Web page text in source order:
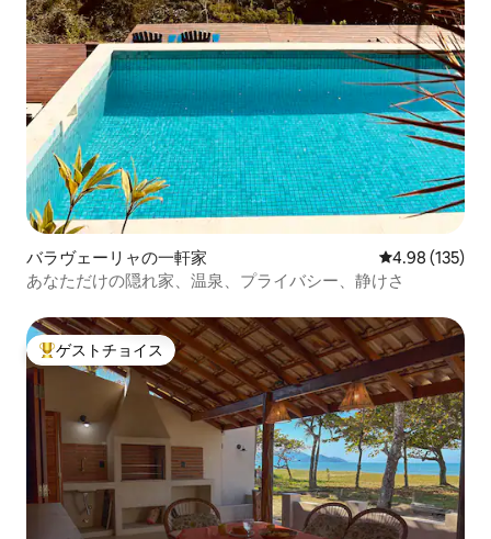
バラヴェーリャの一軒家 レビュー135
4.98 (135)
あなただけの隠れ家、温泉、プライバシー、静けさ
大好評のゲストチョイスです。
ゲストチョイス